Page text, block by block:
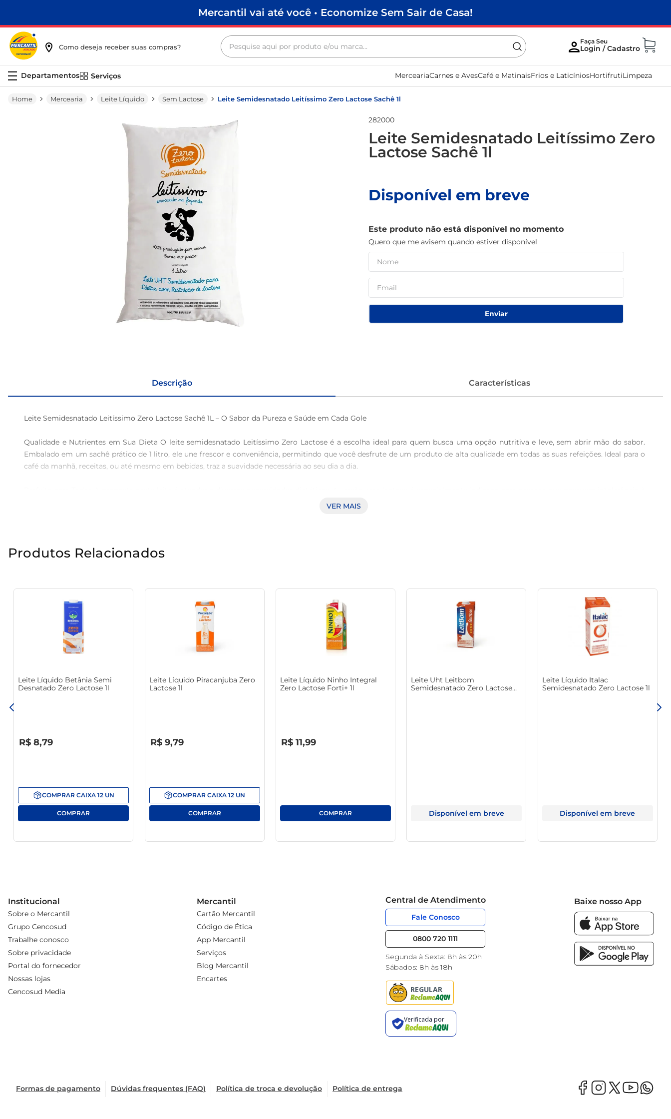
Mercantil vai até você • Economize Sem Sair de Casa!
Como deseja receber suas compras?
Pesquise aqui por produto e/ou marca...
Serviços MerceariaCarnes e AvesCafé e MatinaisFrios e LaticíniosHortifrutiLimpeza
Mercearia Leite Líquido Sem Lactose Leite Semidesnatado Leitíssimo Zero Lactose Sachê 1l
282000
Leite Semidesnatado Leitíssimo Zero
Lactose Sachê 1l
Disponível em breve
Este produto não está disponível no momento
Quero que me avisem quando estiver disponível
Enviar
Descrição Características
Leite Semidesnatado Leitíssimo Zero Lactose Sachê 1L – O Sabor da Pureza e Saúde em Cada Gole
Qualidade e Nutrientes em Sua Dieta O leite semidesnatado Leitíssimo Zero Lactose é a escolha ideal para quem busca uma opção nutritiva e leve, sem abrir mão do sabor.
Embalado em um sachê prático de 1 litro, ele une frescor e conveniência, permitindo que você desfrute de um produto de alta qualidade em todas as suas refeições. Ideal para o
café da manhã, receitas, ou até mesmo em bebidas, traz a suavidade necessária ao seu dia a dia.
lactose, permitindo que todos possam aproveitar os benefícios do leite sem os desconfortos que podem ocorrer. Além disso, o semidesnatado oferece um equilíbrio perfeito
rigorosos padrões de qualidade, garantindo que o produto chegue até você com todas suas propriedades intactas. Além de ser uma excelente fonte de cálcio e proteínas, ele se
molhos. Sua leveza o torna um ótimo ingrediente para criar pratos saborosos e nutritivos, facilitando a inclusão de alimentos saudáveis em sua rotina alimentar sem
complicações.
Conveniência no Dia a Dia O sachê de 1 litro é fácil de armazenar e manusear, perfeito para o dia a dia corrido. A embalagem é prática e mantém a qualidade do leite,
proporcionando uma experiência agradável a cada abertura. Invista em sua saúde e bem-estar com uma opção que combina sabor, leveza e nutrição na medida certa!
VER MAIS
Produtos Relacionados
Leite Líquido Betânia Semi
Desnatado Zero Lactose 1l
R$ 8,79
COMPRAR CAIXA 12 UN
Leite Líquido Piracanjuba Zero
Lactose 1l
R$ 9,79
COMPRARCAIXA 12 UN
Leite Líquido Ninho Integral
Zero Lactose Forti+ 1l
R$ 11,99
Leite Uht Leitbom
Semidesnatado Zero Lactose
Disponível em breve
Leite Líquido Italac
Semidesnatado Zero Lactose 1l
Disponível em breve
Institucional
Sobre o Mercantil
Grupo Cencosud
Trabalhe conosco
Sobre privacidade
Portal do fornecedor
Nossas lojas
Cencosud Media
Mercantil
Cartão Mercantil
Código de Ética
App Mercantil
Serviços
Blog Mercantil
Encartes
Central de Atendimento
Fale Conosco
0800 720 1111
Segunda à Sexta: 8h às 20h
Sábados: 8h às 18h
Baixe nosso App
Formas de pagamento Dúvidas frequentes (FAQ) Política de troca e devolução Política de entrega
frango